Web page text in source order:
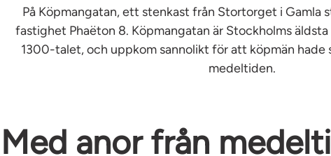
På Köpmangatan, ett stenkast från Stortorget i Gamla
fastighet Phaëton 8. Köpmangatan är Stockholms
1300-talet, och uppkom sannolikt för att köpmän hade
medeltiden.
Med anor från